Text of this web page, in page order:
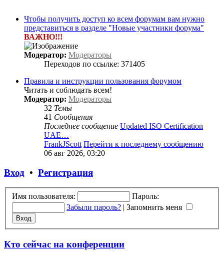
Чтобы получить доступ ко всем форумам вам нужно
представиться в разделе "Новые участники форума"
ВАЖНО!!!
Модератор: Модераторы
Переходов по ссылке: 371405
Правила и инструкции пользования форумом
Читать и соблюдать всем!
Модератор: Модераторы
32 Темы
41 Сообщения
Последнее сообщение Updated ISO Certification
UAE…
FrankJScott Перейти к последнему сообщению
06 авг 2026, 03:20
Вход • Регистрация
Имя пользователя:
Пароль:
Забыли пароль? | Запомнить меня
Кто сейчас на конференции